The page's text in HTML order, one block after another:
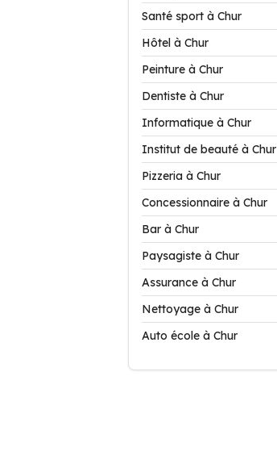
Santé sport à Chur
Hôtel à Chur
Peinture à Chur
Dentiste à Chur
Informatique à Chur
Institut de beauté à Chur
Pizzeria à Chur
Concessionnaire à Chur
Bar à Chur
Paysagiste à Chur
Assurance à Chur
Nettoyage à Chur
Auto école à Chur